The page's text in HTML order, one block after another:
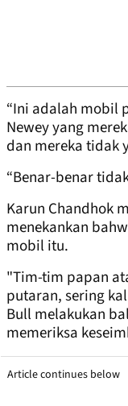
“Ini adalah mobil
Newey yang
dan mereka tidak
“Benar-benar
Karun Chandhok
menekankan
mobil itu.
"Tim-tim papan
putaran, sering
Bull melakukan
memeriksa
Article continues below